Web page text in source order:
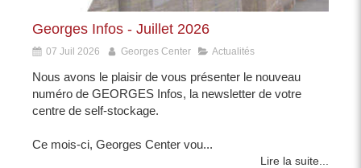
Georges Infos - Juillet 2026
07 Juil 2026 Georges Center Actualités
Nous avons le plaisir de vous présenter le nouveau
numéro de GEORGES Infos, la newsletter de votre
centre de self-stockage.
Ce mois-ci, Georges Center vou...
Lire la suite...